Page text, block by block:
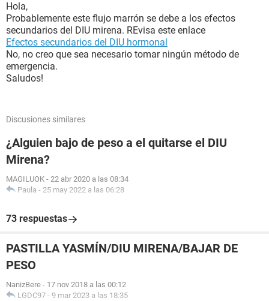
Hola,
Probablemente este flujo marrón se debe a los efectos
secundarios del DIU mirena. REvisa este enlace
Efectos secundarios del DIU hormonal
No, no creo que sea necesario tomar ningún método de
emergencia.
Saludos!
Discusiones similares
¿Alguien bajo de peso a el quitarse el DIU
Mirena?
MAGILUOK - 22 abr 2020 a las 08:34
Paula - 25 may 2022 a las 06:28
73 respuestas
PASTILLA YASMÍN/DIU MIRENA/BAJAR DE
PESO
NanizBere - 17 nov 2018 a las 00:12
LGDC97 - 9 mar 2023 a las 18:35